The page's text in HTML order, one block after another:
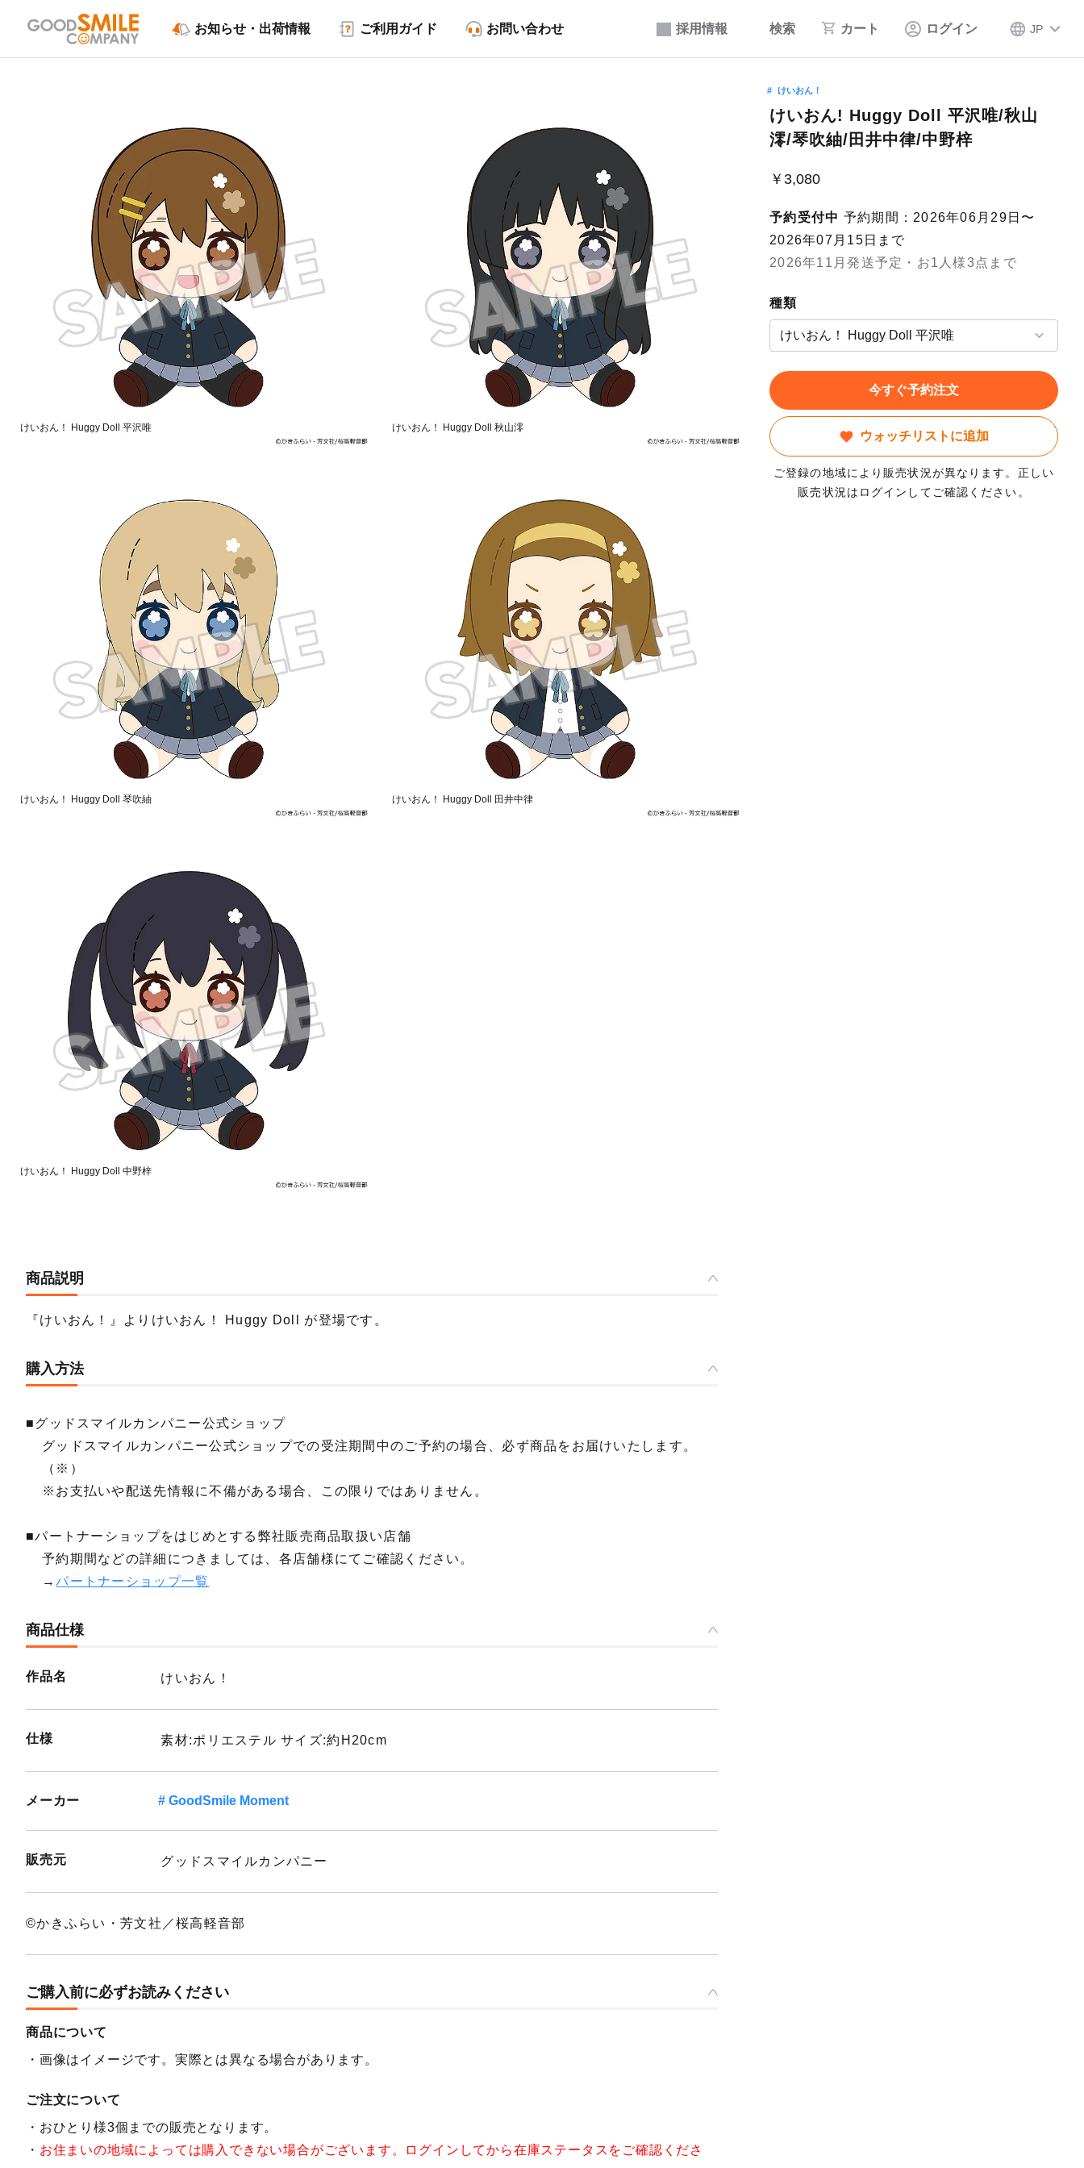
採用情報 検索 カート ログイン JP
お知らせ・出荷情報 ご利用ガイド お問い合わせ
けいおん！ Huggy Doll 平沢唯 けいおん！ Huggy Doll 秋山澪
けいおん！ Huggy Doll 琴吹紬 けいおん！ Huggy Doll 田井中律
けいおん！ Huggy Doll 中野梓
けいおん！
けいおん! Huggy Doll 平沢唯/秋山
澪/琴吹紬/田井中律/中野梓
￥3,080
予約受付中 予約期間：2026年06月29日〜
2026年07月15日まで
2026年11月発送予定・お1人様3点まで
種類
けいおん！ Huggy Doll 秋山澪
予約受付中
予約受付中
今すぐ予約注文
ウォッチリストに追加
ご登録の地域により販売状況が異なります。正しい
販売状況はログインしてご確認ください。
商品説明
『けいおん！』よりけいおん！ Huggy Doll が登場です。
購入方法
■グッドスマイルカンパニー公式ショップ
グッドスマイルカンパニー公式ショップでの受注期間中のご予約の場合、必ず商品をお届けいたします。
（※）
※お支払いや配送先情報に不備がある場合、この限りではありません。
■パートナーショップをはじめとする弊社販売商品取扱い店舗
予約期間などの詳細につきましては、各店舗様にてご確認ください。
→パートナーショップ一覧
商品仕様
作品名 けいおん！
仕様 素材:ポリエステル サイズ:約H20cm
メーカー GoodSmile Moment
販売元 グッドスマイルカンパニー
©かきふらい・芳文社／桜高軽音部
ご購入前に必ずお読みください
商品について
画像はイメージです。実際とは異なる場合があります。
ご注文について
おひとり様3個までの販売となります。
お住まいの地域によっては購入できない場合がございます。ログインしてから在庫ステータスをご確認くださ